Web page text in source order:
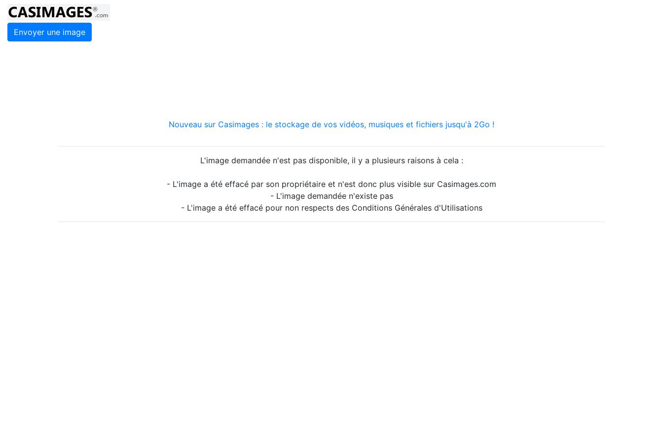
Envoyer une image
Nouveau sur Casimages : le stockage de vos vidéos, musiques et fichiers jusqu'à 2Go !
L'image demandée n'est pas disponible, il y a plusieurs raisons à cela :
- L'image a été effacé par son propriétaire et n'est donc plus visible sur Casimages.com
- L'image demandée n'existe pas
- L'image a été effacé pour non respects des Conditions Générales d'Utilisations